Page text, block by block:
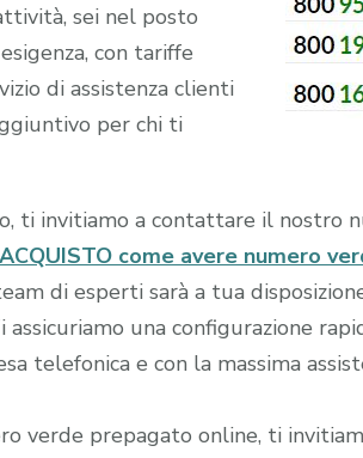
sei nel posto
con tariffe
di assistenza clienti
per chi ti
ti invitiamo a contattare il nostro
ACQUISTO come avere numero
di esperti sarà a tua
una configurazione
telefonica e con la massima
verde prepagato online, ti